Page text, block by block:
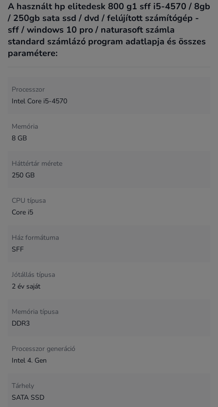
A használt hp elitedesk 800 g1 sff i5-4570 / 8gb
/ 250gb sata ssd / dvd / felújított számítógép -
sff / windows 10 pro / naturasoft számla
standard számlázó program adatlapja és összes
paramétere:
Processzor
Intel Core i5-4570
Memória
8 GB
Háttértár mérete
250 GB
CPU típusa
Core i5
Ház formátuma
SFF
Jótállás típusa
2 év saját
Memória típusa
DDR3
Processzor generáció
Intel 4. Gen
Tárhely
SATA SSD